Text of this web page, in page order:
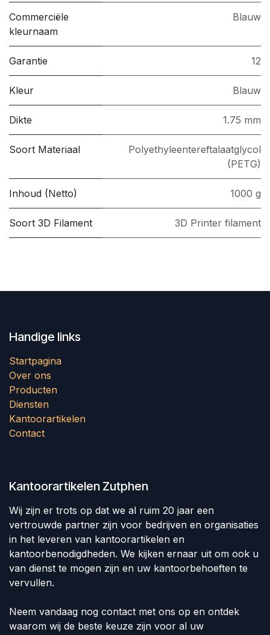
Commerciële
kleurnaam
Blauw
Garantie 12
Kleur Blauw
Dikte 1.75 mm
Soort Materiaal
Polyethyleentereftalaatglycol
(PETG)
Inhoud (Netto) 1000 g
Soort 3D Filament 3D Printer filament
Handige links
Startpagina
Over ons
Producten
Diensten
Kantoorartikelen
Contact
Kantoorartikelen Zutphen
Wij zijn er trots op dat we al ruim 20 jaar een
vertrouwde partner zijn voor bedrijven en organisaties
in het leveren van kantoorartikelen en
kantoorbenodigdheden. We kijken ernaar uit om ook u
van dienst te mogen zijn en uw kantoorbehoeften te
vervullen.
Neem vandaag nog contact met ons op en ontdek
waarom wij de beste keuze zijn voor al uw